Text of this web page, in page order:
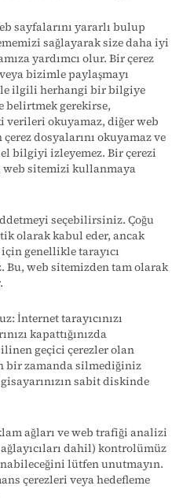
sayfalarını yararlı bulup
sağlayarak size daha iyi
yardımcı olur. Bir çerez
bizimle paylaşmayı
ilgili herhangi bir bilgiye
belirtmek gerekirse,
okuyamaz, diğer web
dosyalarını okuyamaz ve
bilgiyi izleyemez. Bir çerezi
web sitemizi kullanmaya
seçebilirsiniz. Çoğu
olarak kabul eder, ancak
genellikle tarayıcı
Bu, web sitemizden tam olarak
İnternet tarayıcınızı
kapattığınızda
geçici çerezler olan
bir zamanda silmediğiniz
sabit diskinde
ağları ve web trafiği analizi
dahil) kontrolümüz
lütfen unutmayın.
çerezleri veya hedefleme